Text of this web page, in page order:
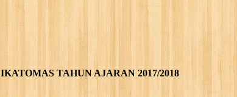
TAHUN AJARAN 2017/2018